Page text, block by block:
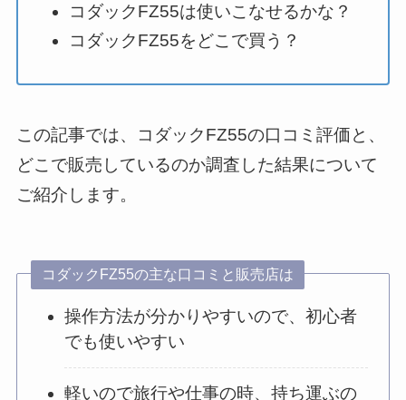
コダックFZ55は使いこなせるかな？
コダックFZ55をどこで買う？
この記事では、コダックFZ55の口コミ評価と、
どこで販売しているのか調査した結果について
ご紹介します。
コダックFZ55の主な口コミと販売店は
操作方法が分かりやすいので、初心者
でも使いやすい
軽いので旅行や仕事の時、持ち運ぶの